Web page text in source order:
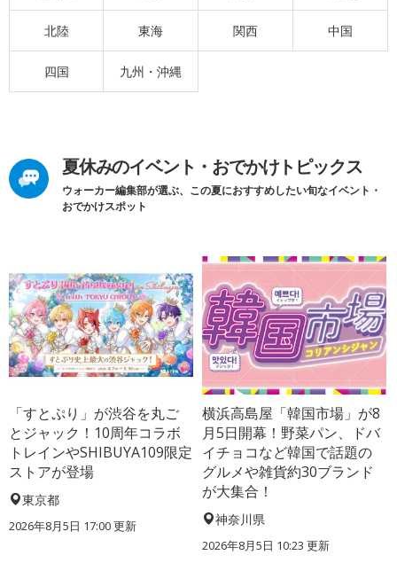
北陸 東海 関西 中国
四国 九州・沖縄
夏休みのイベント・おでかけトピックス
ウォーカー編集部が選ぶ、この夏におすすめしたい旬なイベント・
おでかけスポット
「すとぷり」が渋谷を丸ご
とジャック！10周年コラボ
トレインやSHIBUYA109限定
ストアが登場
東京都
2026年8月5日 17:00更新
横浜高島屋「韓国市場」が8
月5日開幕！野菜パン、ドバ
イチョコなど韓国で話題の
グルメや雑貨約30ブランド
が大集合！
神奈川県
2026年8月5日 10:23 更新